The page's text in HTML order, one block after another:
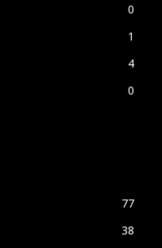
0
1
4
0
77
38